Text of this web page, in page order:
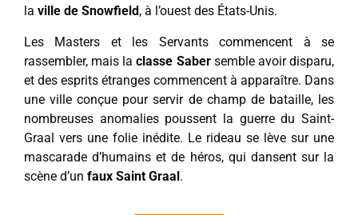
la ville de Snowfield, à l’ouest des États-Unis.
Les Masters et les Servants commencent à se
rassembler, mais la classe Sabersemble avoir disparu,
et des esprits étranges commencent à apparaître. Dans
une ville conçue pour servir de champ de bataille, les
nombreuses anomalies poussent la guerre du Saint-
Graal vers une folie inédite. Le rideau se lève sur une
mascarade d’humains et de héros, qui dansent sur la
scène d’un faux Saint Graal.